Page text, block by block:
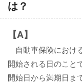
は？
【A】
自動車保険におけ
開始される日のこと
開始日から満期日ま